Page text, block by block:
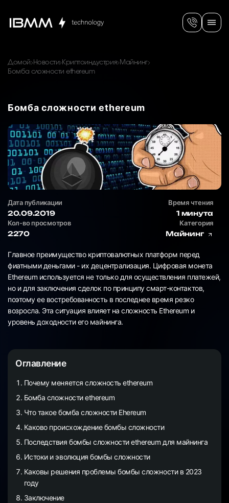
Домой Новости Криптоиндустрия Майнинг
Бомба сложности ethereum
Бомба сложности ethereum
Дата публикации
20.09.2019
Время чтения
1 минута
Кол-во просмотров
2270
Категория
Майнинг
Главное преимущество криптовалютных платформ перед
фиатными деньгами - их децентрализация. Цифровая монета
Ethereum используется не только для осуществления платежей,
но и для заключения сделок по принципу смарт-контактов,
поэтому ее востребованность в последнее время резко
возросла. Эта ситуация влияет на сложность Ethereum и
уровень доходности его майнинга.
Оглавление
Почему меняется сложность ethereum
Бомба сложности ethereum
Что такое бомба сложности Ehereum
Каково происхождение бомбы сложности
Последствия бомбы сложности ethereum для майнинга
Истоки и эволюция бомбы сложности
Каковы решения проблемы бомбы сложности в 2023
году
Заключение